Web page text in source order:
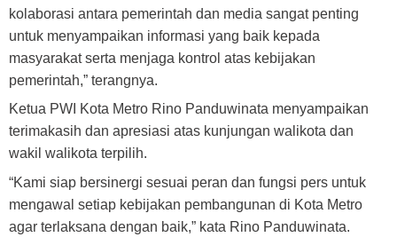
kolaborasi antara pemerintah dan media sangat penting
untuk menyampaikan informasi yang baik kepada
masyarakat serta menjaga kontrol atas kebijakan
pemerintah,” terangnya.
Ketua PWI Kota Metro Rino Panduwinata menyampaikan
terimakasih dan apresiasi atas kunjungan walikota dan
wakil walikota terpilih.
“Kami siap bersinergi sesuai peran dan fungsi pers untuk
mengawal setiap kebijakan pembangunan di Kota Metro
agar terlaksana dengan baik,” kata Rino Panduwinata.